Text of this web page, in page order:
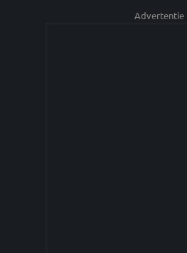
Advertentie